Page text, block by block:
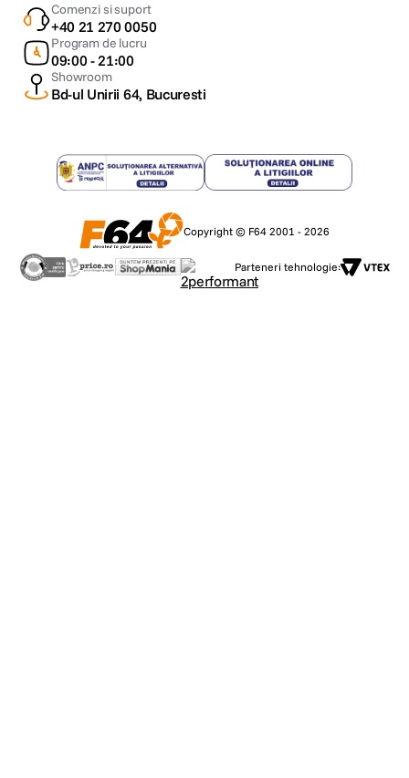
Comenzi si suport
+40 21 270 0050
Program de lucru
09:00 - 21:00
Showroom
Bd-ul Unirii 64, Bucuresti
Copyright © F64 2001 - 2026
Parteneri tehnologie: